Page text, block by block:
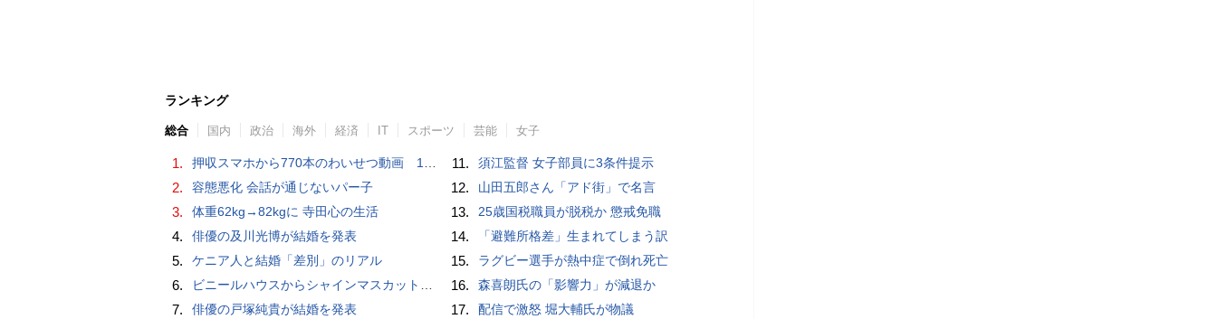
ランキング
総合 国内 政治 海外 経済 IT スポーツ 芸能 女子
1. 押収スマホから770本のわいせつ動画 15歳少女に酒と薬飲ませ性的暴行か 54歳男を再逮捕 「薬もありますよ」とSNSで誘い出し
2. 容態悪化 会話が通じないパー子
3. 体重62kg→82kgに 寺田心の生活
4. 俳優の及川光博が結婚を発表
5. ケニア人と結婚「差別」のリアル
6. ビニールハウスからシャインマスカット約200房を盗んだ疑い ネットで販売か 無職の男（42）逮捕 岡山県警
7. 俳優の戸塚純貴が結婚を発表
11. 須江監督 女子部員に3条件提示
12. 山田五郎さん「アド街」で名言
13. 25歳国税職員が脱税か 懲戒免職
14. 「避難所格差」生まれてしまう訳
15. ラグビー選手が熱中症で倒れ死亡
16. 森喜朗氏の「影響力」が減退か
17. 配信で激怒 堀大輔氏が物議